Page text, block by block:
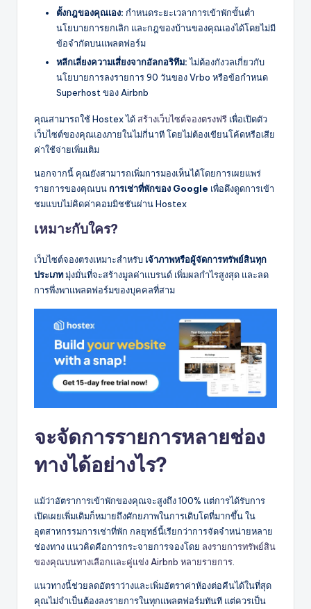
ตั้งกฎของคุณเอง: กำหนดระยะเวลาการเข้าพักขั้นต่ำ
นโยบายการยกเลิก และกฎของบ้านของคุณเองได้โดยไม่มี
ข้อจำกัดบนแพลตฟอร์ม
หลีกเลี่ยงความเสี่ยงจากอัลกอริทึม:ไม่ต้องกังวลเกี่ยวกับ
นโยบายการลงรายการ 90 วันของ Vrbo หรือข้อกำหนด
Superhost ของ Airbnb
คุณสามารถใช้ Hostex ได้ สร้างเว็บไซต์จองตรงฟรี เพื่อเปิดตัว
เว็บไซต์ของคุณเองภายในไม่กี่นาที โดยไม่ต้องเขียนโค้ดหรือเสีย
ค่าใช้จ่ายเพิ่มเติม
นอกจากนี้ คุณยังสามารถเพิ่มการมองเห็นได้โดยการเผยแพร่
รายการของคุณบนการเช่าที่พักของ Google เพื่อดึงดูดการเข้า
ชมแบบไม่คิดค่าคอมมิชชันผ่าน Hostex
เหมาะกับใคร?
เว็บไซต์จองตรงเหมาะสำหรับ เจ้าภาพหรือผู้จัดการทรัพย์สินทุก
ประเภทมุ่งมั่นที่จะสร้างมูลค่าแบรนด์ เพิ่มผลกำไรสูงสุด และลด
การพึ่งพาแพลตฟอร์มของบุคคลที่สาม
จะจัดการรายการหลายช่อง
ทางได้อย่างไร?
แม้ว่าอัตราการเข้าพักของคุณจะสูงถึง 100% แต่การได้รับการ
เปิดเผยเพิ่มเติมก็หมายถึงศักยภาพในการเติบโตที่มากขึ้น ใน
อุตสาหกรรมการเช่าที่พัก กลยุทธ์นี้เรียกว่าการจัดจำหน่ายหลาย
ช่องทาง แนวคิดคือการกระจายการจองโดย ลงรายการทรัพย์สิน
ของคุณบนทางเลือกและคู่แข่ง Airbnb หลายรายการ
แนวทางนี้ช่วยลดอัตราว่างและเพิ่มอัตราค่าห้องต่อคืนได้ในที่สุด
คุณไม่จำเป็นต้องลงรายการในทุกแพลตฟอร์มทันที แต่ควรเป็น